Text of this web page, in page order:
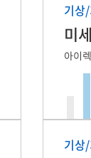
기상
미
아이
기상